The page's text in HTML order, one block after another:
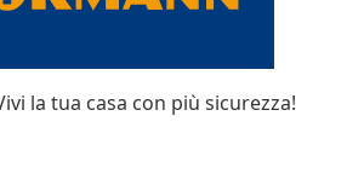
la tua casa con più sicurezza!